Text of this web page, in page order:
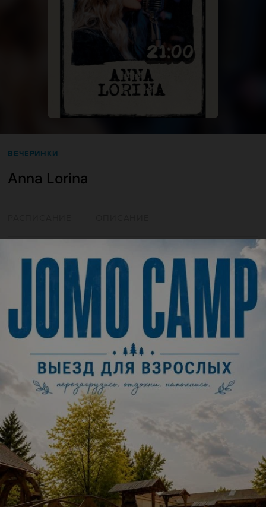
ВЕЧЕРИНКИ
Anna Lorina
Мероприятие в этом городе уже прошло